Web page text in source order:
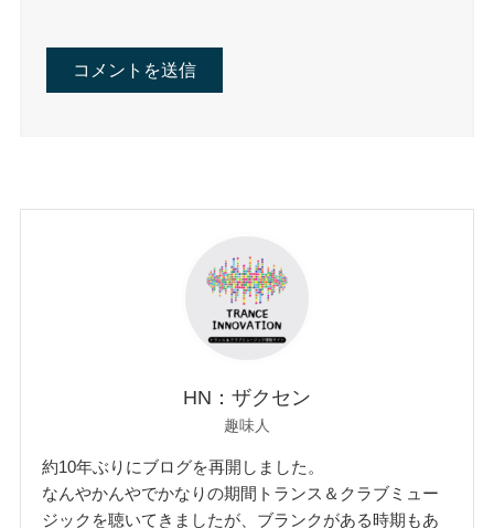
HN：ザクセン
趣味人
約10年ぶりにブログを再開しました。
なんやかんやでかなりの期間トランス＆クラブミュー
ジックを聴いてきましたが、ブランクがある時期もあ